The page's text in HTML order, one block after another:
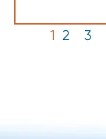
1 2 3